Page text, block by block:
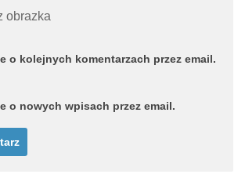
obrazka
o kolejnych komentarzach przez email.
o nowych wpisach przez email.